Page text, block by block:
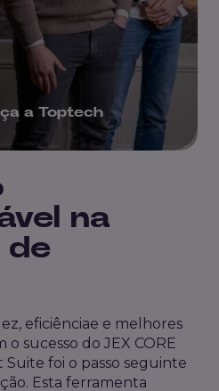
a Toptech
na
de
, eficiênciae e melhores
o sucesso do JEX CORE
Suite foi o passo seguinte
Esta ferramenta